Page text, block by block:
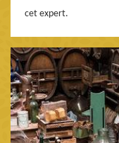
cet expert.